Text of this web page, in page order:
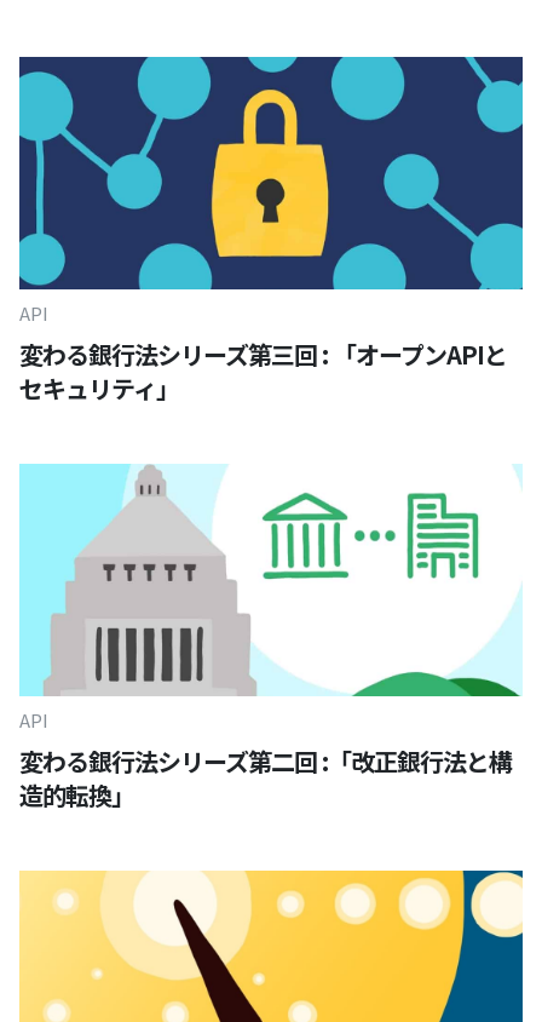
API
変わる銀行法シリーズ第三回 : 「オープンAPIと
セキュリティ」
API
変わる銀行法シリーズ第二回 :「改正銀行法と構
造的転換」